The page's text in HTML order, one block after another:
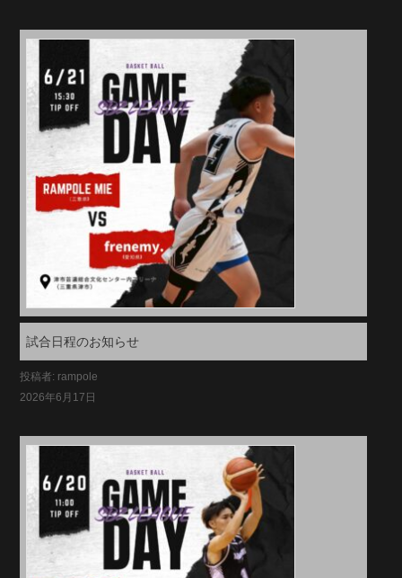
試合日程のお知らせ
投稿者: rampole
2026年6月17日